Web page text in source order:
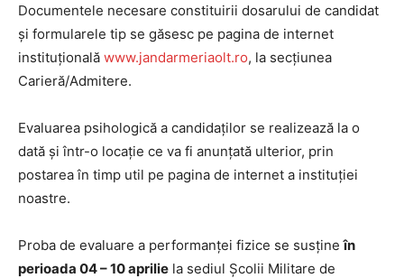
Documentele necesare constituirii dosarului de candidat
și formularele tip se găsesc pe pagina de internet
instituțională www.jandarmeriaolt.ro, la secțiunea
Carieră/Admitere.
Evaluarea psihologică a candidaților se realizează la o
dată și într-o locație ce va fi anunțată ulterior, prin
postarea în timp util pe pagina de internet a instituției
noastre.
Proba de evaluare a performanței fizice se susțineîn
perioada 04 – 10 aprilie la sediul Școlii Militare de